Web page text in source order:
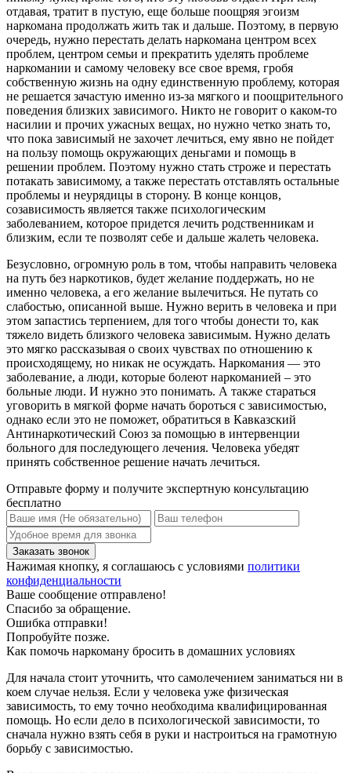
отдавая, тратит в пустую, еще больше поощряя эгоизм
наркомана продолжать жить так и дальше. Поэтому, в первую
очередь, нужно перестать делать наркомана центром всех
проблем, центром семьи и прекратить уделять проблеме
наркомании и самому человеку все свое время, гробя
собственную жизнь на одну единственную проблему, которая
не решается зачастую именно из-за мягкого и поощрительного
поведения близких зависимого. Никто не говорит о каком-то
насилии и прочих ужасных вещах, но нужно четко знать то,
что пока зависимый не захочет лечиться, ему явно не пойдет
на пользу помощь окружающих деньгами и помощь в
решении проблем. Поэтому нужно стать строже и перестать
потакать зависимому, а также перестать отставлять остальные
проблемы и неурядицы в сторону. В конце концов,
созависимость является также психологическим
заболеванием, которое придется лечить родственникам и
близким, если те позволят себе и дальше жалеть человека.
Безусловно, огромную роль в том, чтобы направить человека
на путь без наркотиков, будет желание поддержать, но не
именно человека, а его желание вылечиться. Не путать со
слабостью, описанной выше. Нужно верить в человека и при
этом запастись терпением, для того чтобы донести то, как
тяжело видеть близкого человека зависимым. Нужно делать
это мягко рассказывая о своих чувствах по отношению к
происходящему, но никак не осуждать. Наркомания — это
заболевание, а люди, которые болеют наркоманией – это
больные люди. И нужно это понимать. А также стараться
уговорить в мягкой форме начать бороться с зависимостью,
однако если это не поможет, обратиться в Кавказский
Антинаркотический Союз за помощью в интервенции
больного для последующего лечения. Человека убедят
принять собственное решение начать лечиться.
Отправьте форму и получите экспертную консультацию
бесплатно
Нажимая кнопку, я соглашаюсь с условиями политики
конфиденциальности
Ваше сообщение отправлено!
Спасибо за обращение.
Ошибка отправки!
Попробуйте позже.
Как помочь наркоману бросить в домашних условиях
Для начала стоит уточнить, что самолечением заниматься ни в
коем случае нельзя. Если у человека уже физическая
зависимость, то ему точно необходима квалифицированная
помощь. Но если дело в психологической зависимости, то
сначала нужно взять себя в руки и настроиться на грамотную
борьбу с зависимостью.